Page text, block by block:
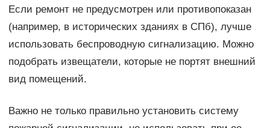
Если ремонт не предусмотрен или противопоказан
(например, в исторических зданиях в СПб), лучше
использовать беспроводную сигнализацию. Можно
подобрать извещатели, которые не портят внешний
вид помещений.
Важно не только правильно установить систему